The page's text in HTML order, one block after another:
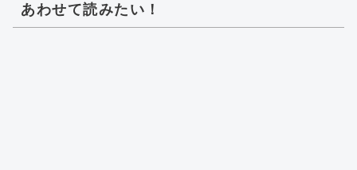
あわせて読みたい！